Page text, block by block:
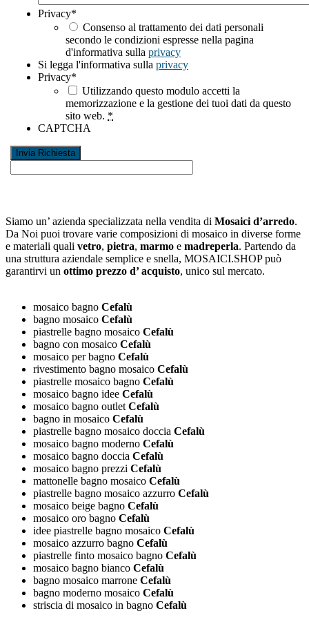
Privacy*
Consenso al trattamento dei dati personali
secondo le condizioni espresse nella pagina
d'informativa sulla privacy
Si legga l'informativa sulla privacy
Privacy*
Utilizzando questo modulo accetti la
memorizzazione e la gestione dei tuoi dati da questo
sito web. *
CAPTCHA
Siamo un’ azienda specializzata nella vendita di Mosaici d’arredo.
Da Noi puoi trovare varie composizioni di mosaico in diverse forme
e materiali quali vetro, pietra, marmo e madreperla. Partendo da
una struttura aziendale semplice e snella, MOSAICI.SHOP può
garantirvi un ottimo prezzo d’ acquisto, unico sul mercato.
mosaico bagno Cefalù
bagno mosaico Cefalù
piastrelle bagno mosaico Cefalù
bagno con mosaico Cefalù
mosaico per bagno Cefalù
rivestimento bagno mosaico Cefalù
piastrelle mosaico bagno Cefalù
mosaico bagno idee Cefalù
mosaico bagno outletCefalù
bagno in mosaico Cefalù
piastrelle bagno mosaico doccia Cefalù
mosaico bagno moderno Cefalù
mosaico bagno doccia Cefalù
mosaico bagno prezzi Cefalù
mattonelle bagno mosaico Cefalù
piastrelle bagno mosaico azzurro Cefalù
mosaico beige bagno Cefalù
mosaico oro bagno Cefalù
idee piastrelle bagno mosaico Cefalù
mosaico azzurro bagno Cefalù
piastrelle finto mosaico bagno Cefalù
mosaico bagno bianco Cefalù
bagno mosaico marrone Cefalù
bagno moderno mosaico Cefalù
striscia di mosaico in bagno Cefalù